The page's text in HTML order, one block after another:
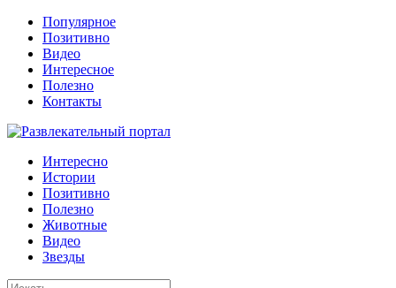
Популярное
Позитивно
Видео
Интересное
Полезно
Контакты
Интересно
Истории
Позитивно
Полезно
Животные
Видео
Звезды